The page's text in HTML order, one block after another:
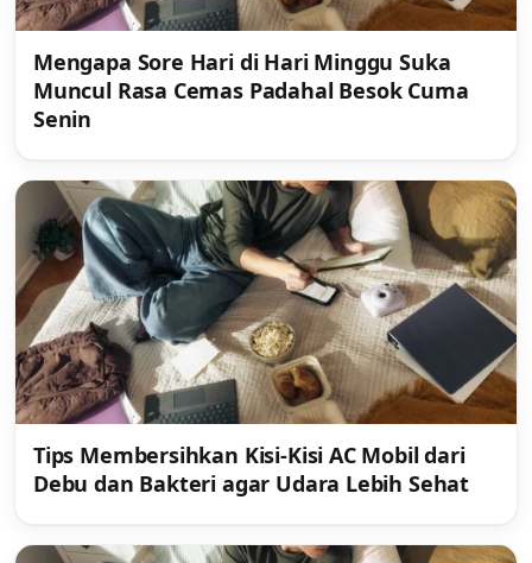
Mengapa Sore Hari di Hari Minggu Suka
Muncul Rasa Cemas Padahal Besok Cuma
Senin
Tips Membersihkan Kisi-Kisi AC Mobil dari
Debu dan Bakteri agar Udara Lebih Sehat